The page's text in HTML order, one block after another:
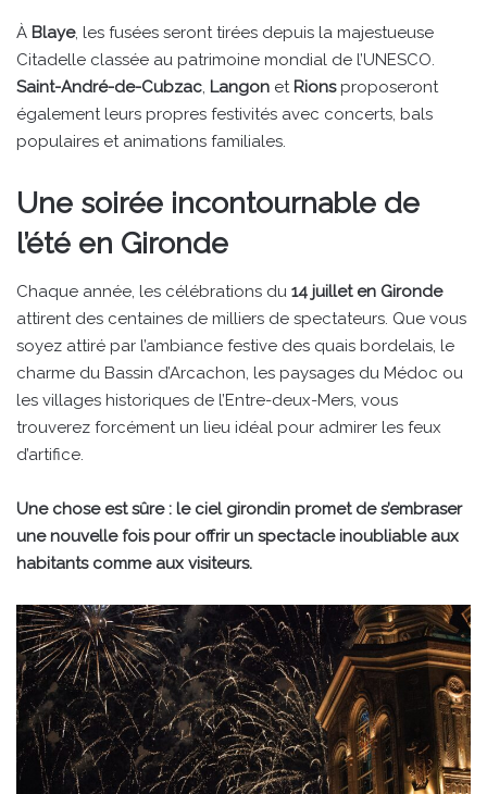
À Blaye, les fusées seront tirées depuis la majestueuse
Citadelle classée au patrimoine mondial de l’UNESCO.
Saint-André-de-Cubzac, Langon et Rionsproposeront
également leurs propres festivités avec concerts, bals
populaires et animations familiales.
Une soirée incontournable de
l’été en Gironde
Chaque année, les célébrations du 14 juillet en Gironde
attirent des centaines de milliers de spectateurs. Que vous
soyez attiré par l’ambiance festive des quais bordelais, le
charme du Bassin d’Arcachon, les paysages du Médoc ou
les villages historiques de l’Entre-deux-Mers, vous
trouverez forcément un lieu idéal pour admirer les feux
d’artifice.
Une chose est sûre : le ciel girondin promet de s’embraser
une nouvelle fois pour offrir un spectacle inoubliable aux
habitants comme aux visiteurs.